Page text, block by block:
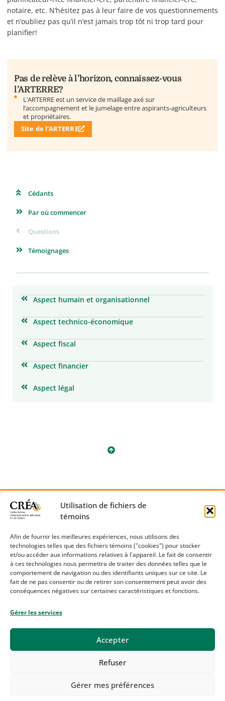
Utilisation de fichiers de
témoins
Afin de fournir les meilleures expériences, nous utilisons des
technologies telles que des fichiers témoins ("cookies") pour stocker
et/ou accéder aux informations relatives à l'appareil. Le fait de consentir
à ces technologies nous permettra de traiter des données telles que le
comportement de navigation ou des identifiants uniques sur ce site. Le
fait de ne pas consentir ou de retirer son consentement peut avoir des
conséquences négatives sur certaines caractéristiques et fonctions.
Gérer les services
Accepter
Refuser
Gérer mes préférences
notaire, etc. N’hésitez pas à leur faire de vos questionnements
et n’oubliez pas qu’il n’est jamais trop tôt ni trop tard pour
planifier!
Pas de relève à l’horizon, connaissez-vous
l’ARTERRE?
L’ARTERRE est un service de maillage axé sur
l’accompagnement et le jumelage entre aspirants-agriculteurs
et propriétaires.
Site de l'ARTERRE
Cédants
Par où commencer
Questions
Témoignages
Aspect humain et organisationnel
Aspect technico-économique
Aspect fiscal
Aspect financier
Aspect légal
409B, rue Témiscouata
Rivière-du-Loup (Québec) G5R 6B3
418 867-5678
facebook.com/creaestduquebec
©CRÉA Est-du-Québec2026.
Politique de confidentialité